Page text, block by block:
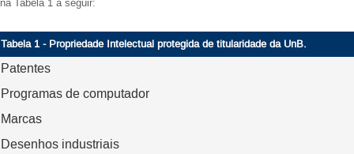
na Tabela 1 a seguir:
Tabela 1 - Propriedade Intelectual protegida de
Patentes
Programas de computador
Marcas
Desenhos industriais